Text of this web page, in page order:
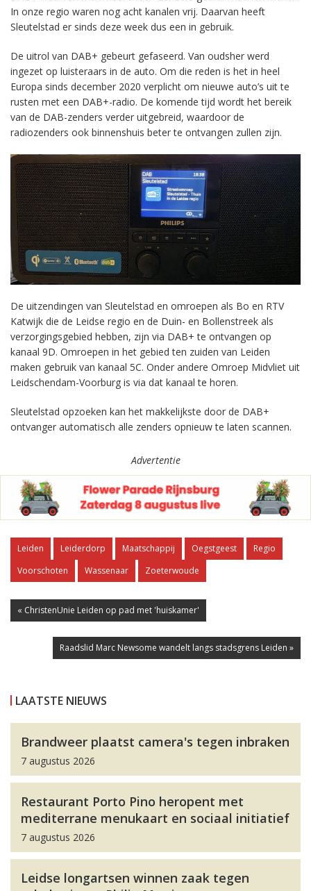
In onze regio waren nog acht kanalen vrij. Daarvan heeft
Sleutelstad er sinds deze week dus een in gebruik.
De uitrol van DAB+ gebeurt gefaseerd. Van oudsher werd
ingezet op luisteraars in de auto. Om die reden is het in heel
Europa sinds december 2020 verplicht om nieuwe auto’s uit te
rusten met een DAB+-radio. De komende tijd wordt het bereik
van de DAB-zenders verder uitgebreid, waardoor de
radiozenders ook binnenshuis beter te ontvangen zullen zijn.
De uitzendingen van Sleutelstad en omroepen als Bo en RTV
Katwijk die de Leidse regio en de Duin- en Bollenstreek als
verzorgingsgebied hebben, zijn via DAB+ te ontvangen op
kanaal 9D. Omroepen in het gebied ten zuiden van Leiden
maken gebruik van kanaal 5C. Onder andere Omroep Midvliet uit
Leidschendam-Voorburg is via dat kanaal te horen.
Sleutelstad opzoeken kan het makkelijkste door de DAB+
ontvanger automatisch alle zenders opnieuw te laten scannen.
Advertentie
Leiden Leiderdorp Maatschappij Oegstgeest
Regio
Voorschoten
Wassenaar Zoeterwoude
« ChristenUnie Leiden op pad met 'huiskamer'
Raadslid Marc Newsome wandelt langs stadsgrens Leiden »
LAATSTE NIEUWS
Brandweer plaatst camera's tegen inbraken
7 augustus 2026
Restaurant Porto Pino heropent met
mediterrane menukaart en sociaal initiatief
7 augustus 2026
Leidse longartsen winnen zaak tegen